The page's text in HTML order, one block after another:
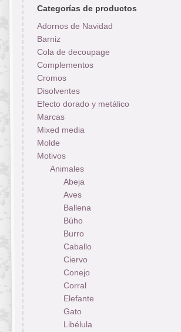
Categorías de productos
Adornos de Navidad
Barniz
Cola de decoupage
Complementos
Cromos
Disolventes
Efecto dorado y metálico
Marcas
Mixed media
Molde
Motivos
Animales
Abeja
Aves
Ballena
Búho
Burro
Caballo
Ciervo
Conejo
Corral
Elefante
Gato
Libélula